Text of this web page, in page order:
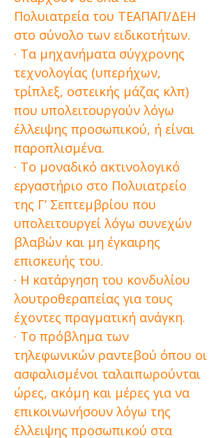
Πολυιατρεία του ΤΕΑΠΑΠ/ΔΕΗ
στο σύνολο των ειδικοτήτων.
· Τα μηχανήματα σύγχρονης
τεχνολογίας (υπερήχων,
τρίπλεξ, οστεικής μάζας κλπ)
που υπολειτουργούν λόγω
έλλειψης προσωπικού, ή είναι
παροπλισμένα.
· Το μοναδικό ακτινολογικό
εργαστήριο στο Πολυιατρείο
της Γ’ Σεπτεμβρίου που
υπολειτουργεί λόγω συνεχών
βλαβών και μη έγκαιρης
επισκευής του.
· Η κατάργηση του κονδυλίου
λουτροθεραπείας για τους
έχοντες πραγματική ανάγκη.
· Το πρόβλημα των
τηλεφωνικών ραντεβού όπου οι
ασφαλισμένοι ταλαιπωρούνται
ώρες, ακόμη και μέρες για να
επικοινωνήσουν λόγω της
έλλειψης προσωπικού στα